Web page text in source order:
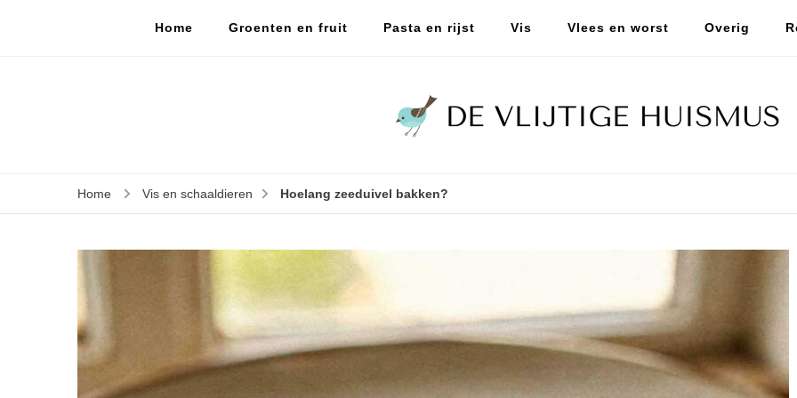
Home Groenten en fruit Pasta en rijst Vis Vlees en worst Overig
Home Vis en schaaldieren Hoelang zeeduivel bakken?